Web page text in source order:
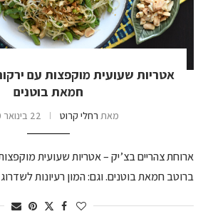
אטריות שעועית מוקפצות עם
חמאת בוטנים
מאת רחלי קרוט 22 בינואר 2020
ארוחת צהריים בצ’יק – אטריות שעועית
ברוטב חמאת בוטנים. וגם: המון רעיונות